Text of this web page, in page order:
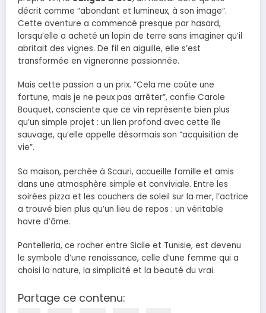
décrit comme “abondant et lumineux, à son image”.
Cette aventure a commencé presque par hasard,
lorsqu’elle a acheté un lopin de terre sans imaginer qu’il
abritait des vignes. De fil en aiguille, elle s’est
transformée en vigneronne passionnée.
Mais cette passion a un prix. “Cela me coûte une
fortune, mais je ne peux pas arrêter”, confie Carole
Bouquet, consciente que ce vin représente bien plus
qu’un simple projet : un lien profond avec cette île
sauvage, qu’elle appelle désormais son “acquisition de
vie”.
Sa maison, perchée à Scauri, accueille famille et amis
dans une atmosphère simple et conviviale. Entre les
soirées pizza et les couchers de soleil sur la mer, l’actrice
a trouvé bien plus qu’un lieu de repos : un véritable
havre d’âme.
Pantelleria, ce rocher entre Sicile et Tunisie, est devenu
le symbole d’une renaissance, celle d’une femme qui a
choisi la nature, la simplicité et la beauté du vrai.
Partage ce contenu: